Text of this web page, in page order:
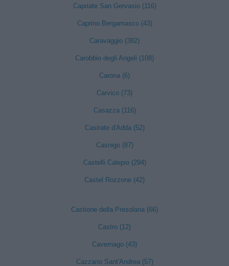
Capriate San Gervasio (116)
Caprino Bergamasco (43)
Caravaggio (382)
Carobbio degli Angeli (108)
Carona (6)
Carvico (73)
Casazza (116)
Casirate d'Adda (52)
Casnigo (87)
Castelli Calepio (294)
Castel Rozzone (42)
Castione della Presolana (66)
Castro (12)
Cavernago (43)
Cazzano Sant'Andrea (57)